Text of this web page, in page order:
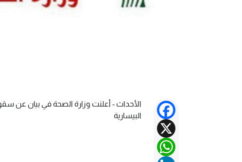
Facebook
X
WhatsApp
LinkedIn
الأحداث - أعلنت وزارة الصحة في بيان عن
البيسارية